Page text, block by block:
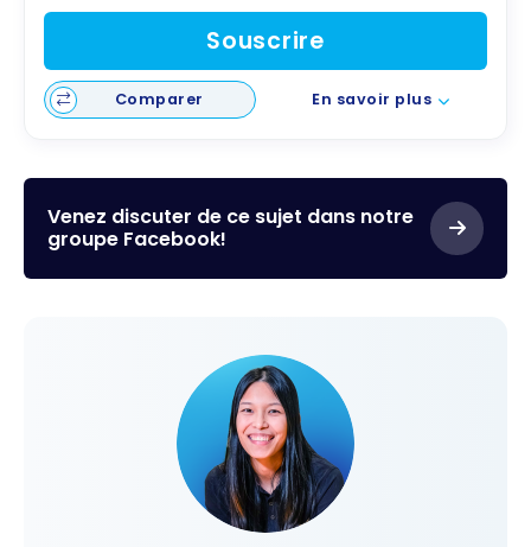
Souscrire
Comparer En savoir plus
Venez discuter de ce sujet dans notre
groupe Facebook!